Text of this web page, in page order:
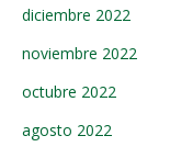
diciembre 2022
noviembre 2022
octubre 2022
agosto 2022